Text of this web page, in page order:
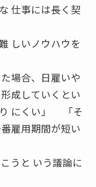
仕事には長く契
しいノウハウを
場合、日雇いや
成していくとい
り にくい」 「そ
雇用期間が短い
うと いう議論に